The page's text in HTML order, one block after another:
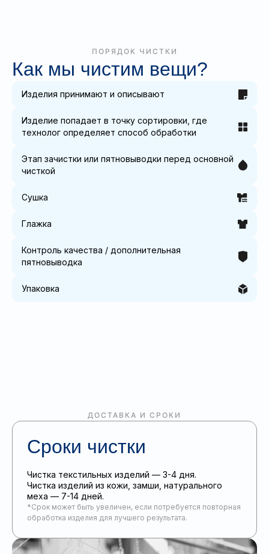
ПОРЯДОК ЧИСТКИ
Как мы чистим вещи?
Изделия принимают и описывают
Изделие попадает в точку сортировки, где
технолог определяет способ обработки
Этап зачистки или пятновыводки перед основной
чисткой
Сушка
Глажка
Контроль качества / дополнительная
пятновыводка
Упаковка
ДОСТАВКА И СРОКИ
Сроки чистки
Чистка текстильных изделий — 3-4 дня.
Чистка изделий из кожи, замши, натурального
меха — 7-14 дней.
*Срок может быть увеличен, если потребуется повторная
обработка изделия для лучшего результата.